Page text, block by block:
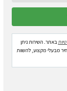
באתר. השירות ניתן
מבעלי מקצוע, להשוות